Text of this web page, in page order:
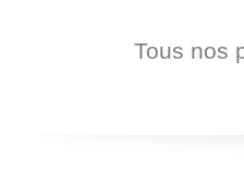
Tous nos